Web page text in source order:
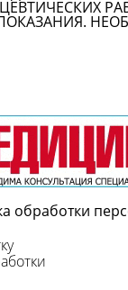
обработки